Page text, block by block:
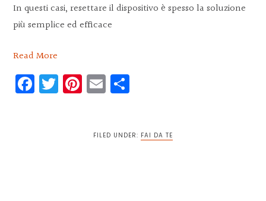
In questi casi, resettare il dispositivo è spesso la soluzione
più semplice ed efficace
Read More
Facebook
Twitter
Pinterest
Email
FILED UNDER: FAI DA TE